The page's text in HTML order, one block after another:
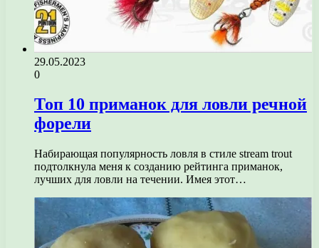
29.05.2023
0
Топ 10 приманок для ловли речной
форели
Набирающая популярность ловля в стиле stream trout
подтолкнула меня к созданию рейтинга приманок,
лучших для ловли на течении. Имея этот…